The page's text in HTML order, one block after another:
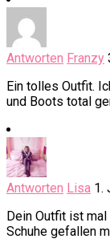
Antworten Franzy
Ein tolles Outfit.
und Boots total
Antworten Lisa 1.
Dein Outfit ist
Schuhe gefallen